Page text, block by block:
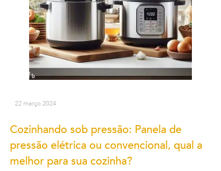
22 março 2024
Cozinhando sob pressão: Panela de
pressão elétrica ou convencional, qual a
melhor para sua cozinha?